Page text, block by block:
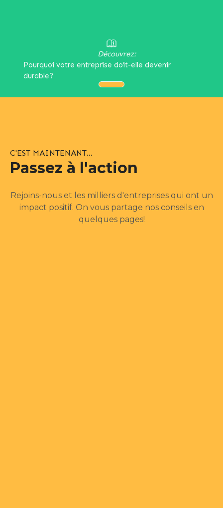
Découvrez:
Pourquoi votre entreprise doit-elle devenir
durable?
C'EST MAINTENANT...
Passez à l'action
Rejoins-nous et les milliers d'entreprises qui ont un
impact positif. On vous partage nos conseils en
quelques pages!